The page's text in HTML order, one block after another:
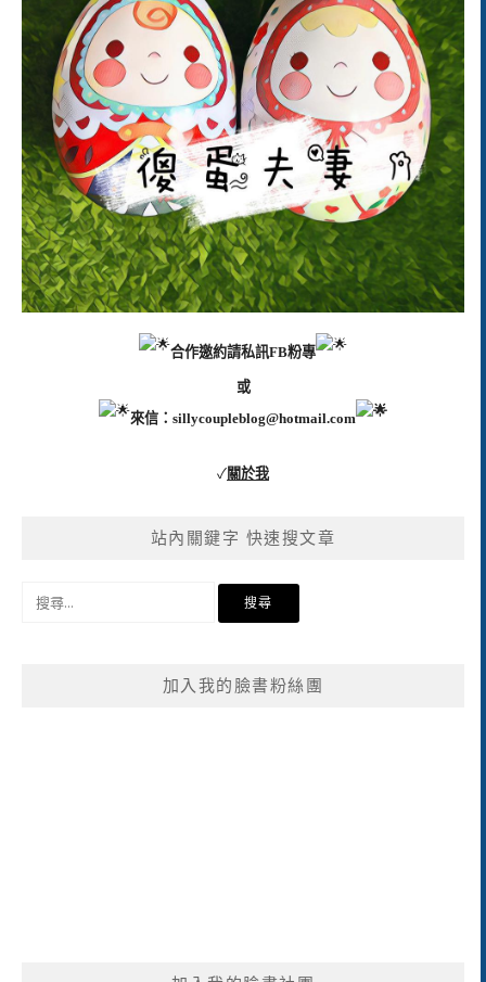
合作邀約請私訊FB粉專
或
來信： sillycoupleblog@hotmail.com
✓關於我
站內關鍵字 快速搜文章
加入我的臉書粉絲團